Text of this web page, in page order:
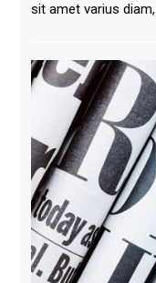
sit amet varius